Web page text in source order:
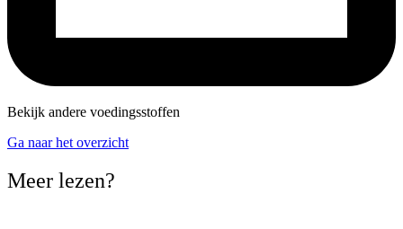
Bekijk andere voedingsstoffen
Ga naar het overzicht
Meer lezen?